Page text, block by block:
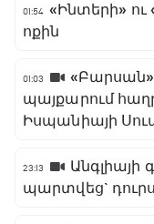
01:54 «Ինտերի»
ոքին
01:03
պայքարում
Իսպանիայի
23:13
Անգլիայի
պարտվեց`